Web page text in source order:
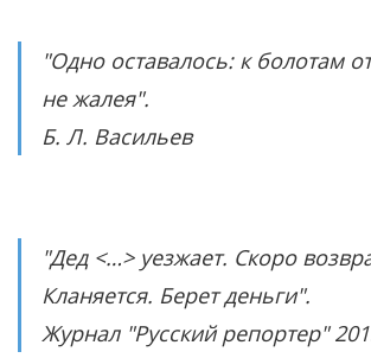
"Одно оставалось: к болотам
не жалея".
Б. Л. Васильев
"Дед <…> уезжает. Скоро
Кланяется. Берет деньги".
Журнал "Русский репортер"